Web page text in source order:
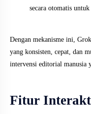
secara otomatis
Dengan mekanisme ini,
yang konsisten, cepat, dan
intervensi editorial manusia
Fitur